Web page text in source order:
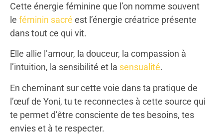
Cette énergie féminine que l’on nomme souvent
le féminin sacré est l’énergie créatrice présente
dans tout ce qui vit.
Elle allie l’amour, la douceur, la compassion à
l’intuition, la sensibilité et la sensualité.
En cheminant sur cette voie dans ta pratique de
l’œuf de Yoni, tu te reconnectes à cette source qui
te permet d’être consciente de tes besoins, tes
envies et à te respecter.